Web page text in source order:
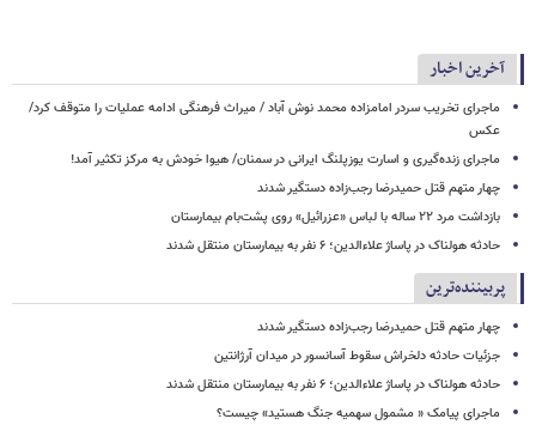
آخرین اخبار
ماجرای تخریب سردر امامزاده محمد نوش ‌آباد / میراث فرهنگی ادامه عملیات را متوقف کرد/
عکس
ماجرای زنده‌گیری و اسارت یوزپلنگ ایرانی در سمنان/ هیوا خودش به مرکز تکثیر آمد!
چهار متهم قتل حمیدرضا رجب‌زاده دستگیر شدند
بازداشت مرد ۲۲ ساله با لباس «عزرائیل» روی پشت‌بام بیمارستان
حادثه هولناک در پاساژ علاءالدین؛ ۶ نفر به بیمارستان منتقل شدند
پربیننده‌ترین
چهار متهم قتل حمیدرضا رجب‌زاده دستگیر شدند
جزئیات حادثه دلخراش سقوط آسانسور در میدان آرژانتین
حادثه هولناک در پاساژ علاءالدین؛ ۶ نفر به بیمارستان منتقل شدند
ماجرای پیامک « مشمول سهمیه جنگ هستید» چیست؟